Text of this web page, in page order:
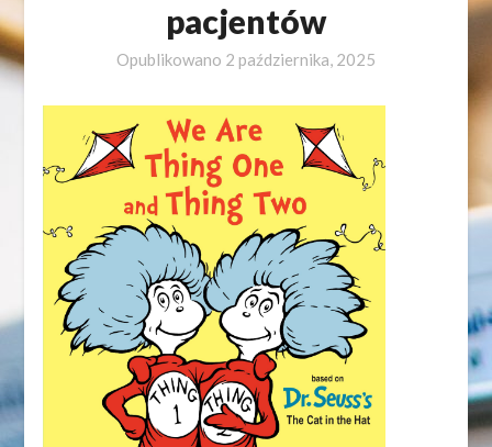
pacjentów
Opublikowano 2 października, 2025